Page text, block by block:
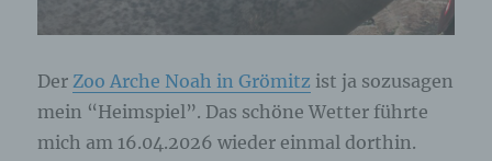
DerZoo Arche Noah in Grömitz ist ja sozusagen
mein “Heimspiel”. Das schöne Wetter führte
mich am 16.04.2026 wieder einmal dorthin.
Browser der betroffenen Person von anderen
Internetbrowsern, die andere Cookies enthalten,
kann über die eindeutige Cookie-ID wiedererkannt
und identifiziert werden.
Durch den Einsatz von Cookies kann den Nutzern